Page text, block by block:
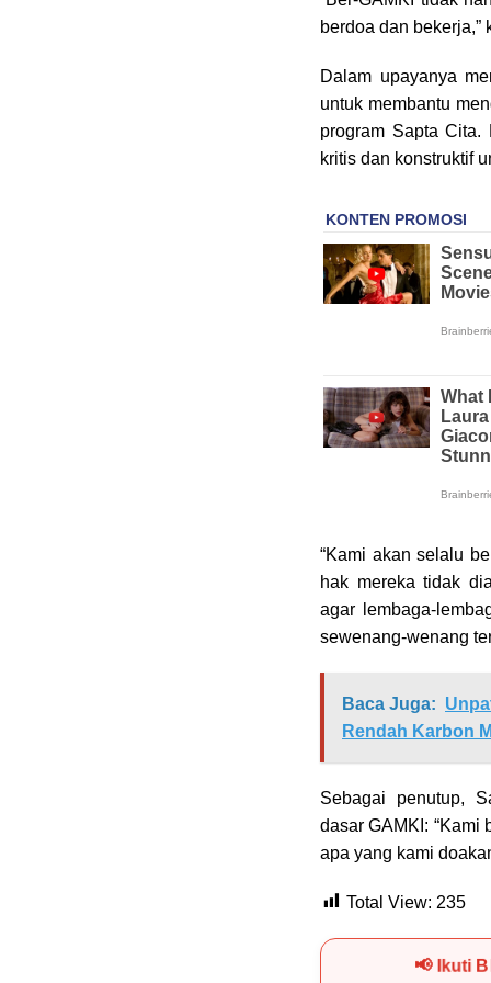
berdoa dan bekerja,”
Dalam upayanya
untuk membantu
program Sapta Cita.
kritis dan konstruktif
“Kami akan selalu
hak mereka tidak
agar lembaga-
sewenang-wenang
Baca Juga:
Rendah Karbon
Sebagai penutup,
dasar GAMKI: “Kami
apa yang kami
Total View: 235
📢 Ikuti